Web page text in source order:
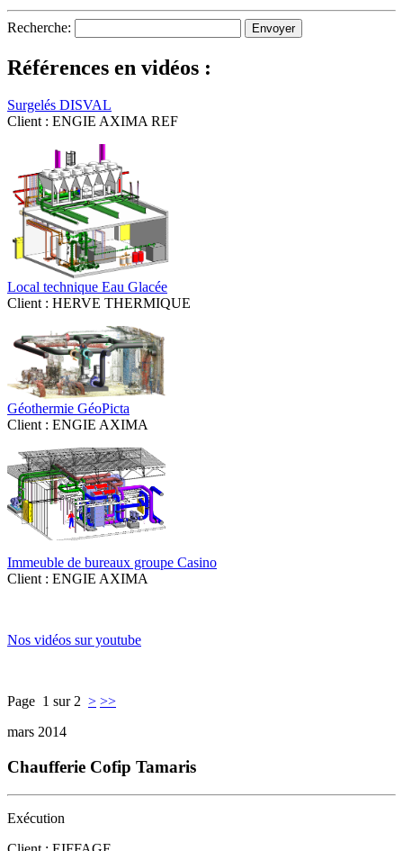
Recherche:
Références en vidéos :
Surgelés DISVAL
Client : ENGIE AXIMA REF
Local technique Eau Glacée
Client : HERVE THERMIQUE
Géothermie GéoPicta
Client : ENGIE AXIMA
Immeuble de bureaux groupe Casino
Client : ENGIE AXIMA
Nos vidéos sur youtube
Page 1 sur 2 > >>
mars 2014
Chaufferie Cofip Tamaris
Exécution